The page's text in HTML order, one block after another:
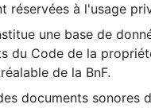
réservées à l'usage
une base de
du Code de la
de la BnF.
documents sonores